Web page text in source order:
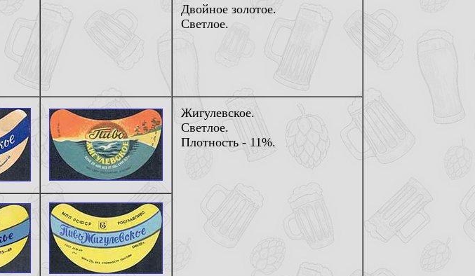
Двойное золотое.
Светлое.
Жигулевское.
Светлое.
Плотность - 11%.